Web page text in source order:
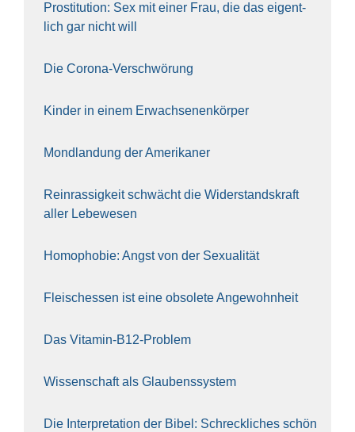
Pro­sti­tu­ti­on: Sex mit einer Frau, die das eigent­
lich gar nicht will
Die Coro­na-Ver­schwö­rung
Kin­der in einem Erwach­se­nen­kör­per
Mond­lan­dung der Ame­ri­ka­ner
Rein­ras­sig­keit schwächt die Wider­stands­kraft
aller Lebe­we­sen
Homo­pho­bie: Angst von der Sexua­li­tät
Fleisch­essen ist eine obso­le­te An‍ge‍wohn‍heit
Das Vit­amin-B12-Pro­blem
Wis­sen­schaft als Glau­bens­sys­tem
Die Inter­pre­ta­ti­on der Bibel: Schreck­li­ches schön